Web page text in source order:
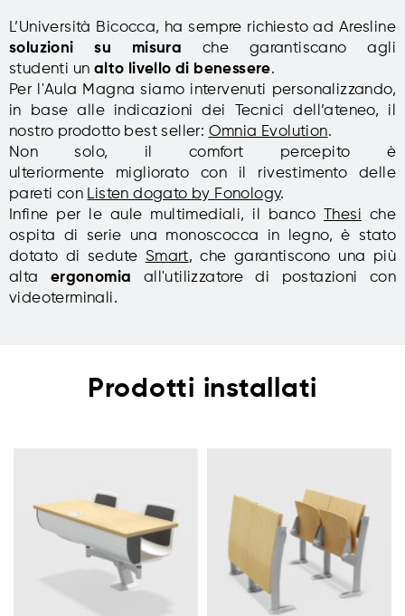
L’Università Bicocca, ha sempre richiesto ad Aresline
soluzioni su misura che garantiscano agli
studenti un alto livello di benessere.
Per l'Aula Magna siamo intervenuti personalizzando,
in base alle indicazioni dei Tecnici dell’ateneo, il
nostro prodotto best seller: Omnia Evolution.
Non solo, il comfort percepito è
ulteriormente migliorato con il rivestimento delle
pareti con Listen dogato by Fonology.
Infine per le aule multimediali, il banco
Thesi che
ospita di serie una monoscocca in legno, è stato
dotato di sedute Smart, che garantiscono una più
alta ergonomia all'utilizzatore di postazioni con
videoterminali.
Prodotti installati